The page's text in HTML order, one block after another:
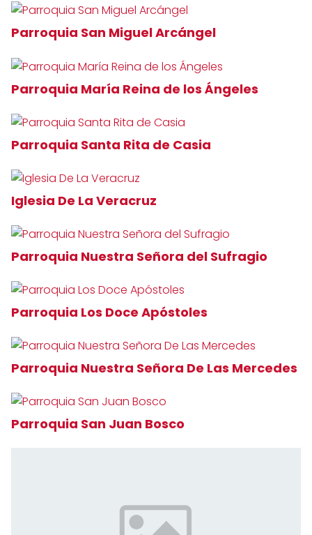
Parroquia San Miguel Arcángel
Parroquia María Reina de los Ángeles
Parroquia Santa Rita de Casia
Iglesia De La Veracruz
Parroquia Nuestra Señora del Sufragio
Parroquia Los Doce Apóstoles
Parroquia Nuestra Señora De Las Mercedes
Parroquia San Juan Bosco